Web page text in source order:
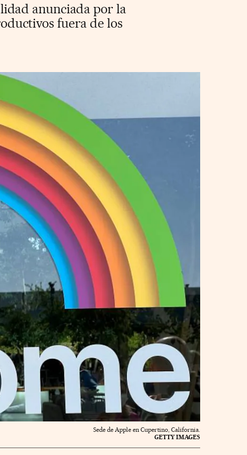
anunciada por la
fuera de los
Sede de Apple en Cupertino, California.
GETTY IMAGES